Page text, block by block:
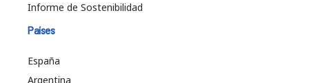
Informe de Sostenibilidad
Países
España
Argentina